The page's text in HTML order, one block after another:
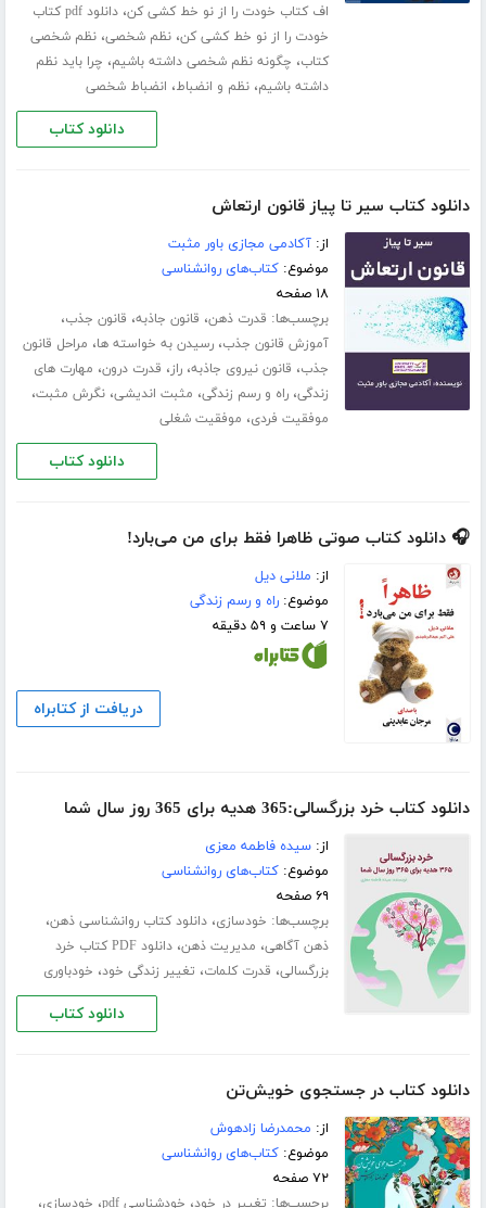
اف کتاب خودت را از نو خط کشی کن،
دانلود pdf کتاب
خودت را از نو خط کشی کن،نظم شخصی،نظم شخصی
کتاب، چگونه نظم شخصی داشته باشیم، چرا باید نظم
داشته باشیم،نظم و انضباط، انضباط شخصی
دانلود کتاب
دانلود کتاب سیر تا پیاز قانون ارتعاش
از:آکادمی مجازی باور مثبت
موضوع:کتاب‌های روانشناسی
۱۸ صفحه
برچسب‌ها: قدرت ذهن، قانون جاذبه، قانون جذب،
آموزش قانون جذب،رسیدن به خواسته ها، مراحل قانون
جذب، قانون نیروی جاذبه،راز، قدرت درون، مهارت های
زندگی،راه و رسم زندگی، مثبت اندیشی،نگرش مثبت،
موفقیت فردی، موفقیت شغلی
دانلود کتاب
🎧 دانلود کتاب صوتی ظاهرا فقط برای من می‌بارد!
از: ملانی دیل
موضوع:راه و رسم زندگی
۷ ساعت و ۵۹ دقیقه
دریافت از کتابراه
دانلود کتاب خرد بزرگسالی:365 هدیه برای 365 روز سال شما
از:سیده فاطمه معزی
موضوع:کتاب‌های روانشناسی
۶۹ صفحه
برچسب‌ها: خودسازی،دانلود کتاب روانشناسی ذهن،
ذهن آگاهی، مدیریت ذهن،
دانلود PDF کتاب خرد
بزرگسالی، قدرت کلمات، تغییر زندگی خود، خودباوری
دانلود کتاب
دانلود کتاب در جستجوی خویش‌تن
از: محمدرضا زادهوش
موضوع:کتاب‌های روانشناسی
۷۲ صفحه
برچسب‌ها: تغییر در خود، خودشناسی pdf ، خودسازی،